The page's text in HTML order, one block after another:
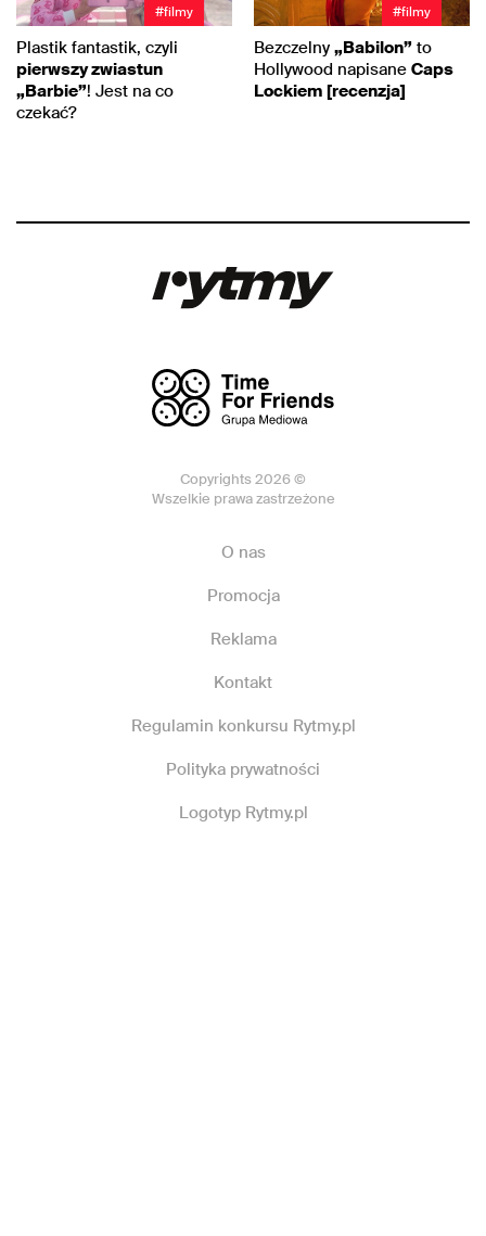
#filmy
Plastik fantastik, czyli
pierwszy zwiastun
„Barbie”! Jest na co
czekać?
#filmy
Bezczelny „Babilon” to
Hollywood napisane Caps
Lockiem [recenzja]
Copyrights 2026 ©
Wszelkie prawa zastrzeżone
O nas
Promocja
Reklama
Kontakt
Regulamin konkursu Rytmy.pl
Polityka prywatności
Logotyp Rytmy.pl